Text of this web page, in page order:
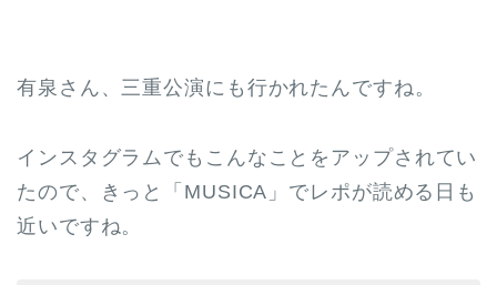
有泉さん、三重公演にも行かれたんですね。
インスタグラムでもこんなことをアップされてい
たので、きっと「MUSICA」でレポが読める日も
近いですね。